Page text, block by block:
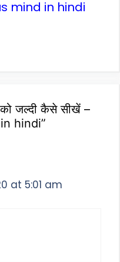
mind in hindi
जल्दी कैसे सीखें –
hindi”
at 5:01 am